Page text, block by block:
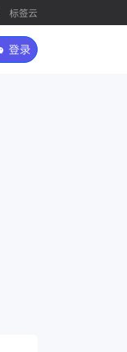
标签云
登录